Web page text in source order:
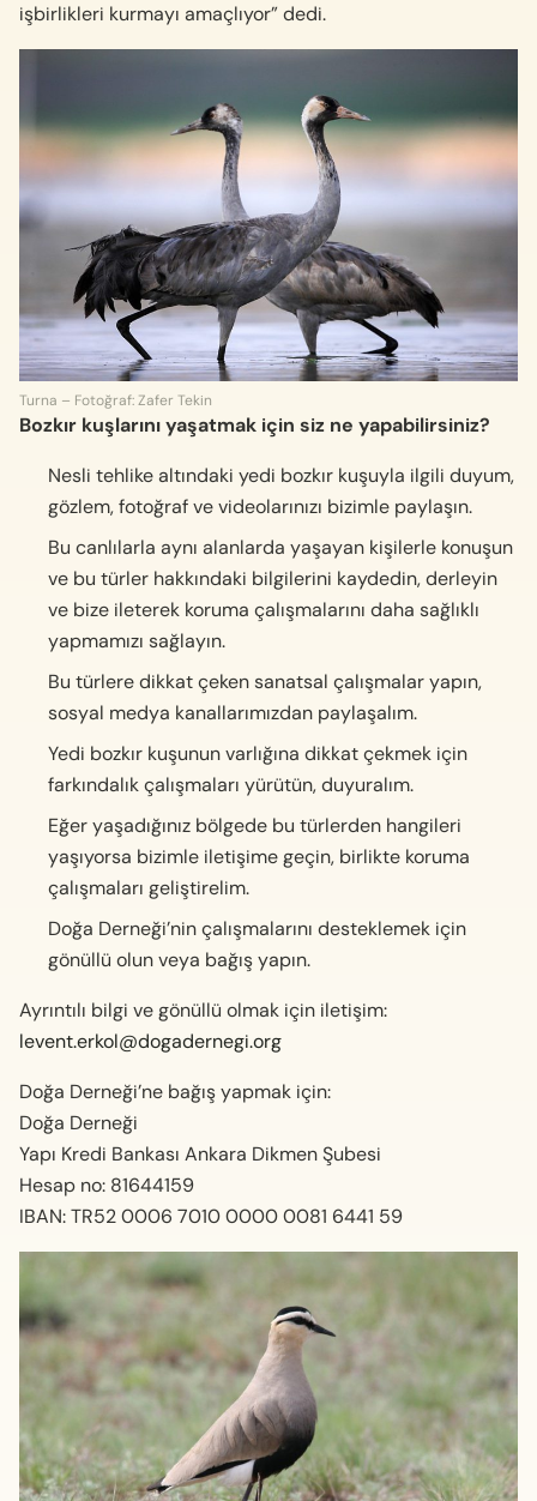
işbirlikleri kurmayı amaçlıyor” dedi.
Turna – Fotoğraf: Zafer Tekin
Bozkır kuşlarını yaşatmak için siz ne yapabilirsiniz?
Nesli tehlike altındaki yedi bozkır kuşuyla ilgili duyum,
gözlem, fotoğraf ve videolarınızı bizimle paylaşın.
Bu canlılarla aynı alanlarda yaşayan kişilerle konuşun
ve bu türler hakkındaki bilgilerini kaydedin, derleyin
ve bize ileterek koruma çalışmalarını daha sağlıklı
yapmamızı sağlayın.
Bu türlere dikkat çeken sanatsal çalışmalar yapın,
sosyal medya kanallarımızdan paylaşalım.
Yedi bozkır kuşunun varlığına dikkat çekmek için
farkındalık çalışmaları yürütün, duyuralım.
Eğer yaşadığınız bölgede bu türlerden hangileri
yaşıyorsa bizimle iletişime geçin, birlikte koruma
çalışmaları geliştirelim.
Doğa Derneği’nin çalışmalarını desteklemek için
gönüllü olun veya bağış yapın.
Ayrıntılı bilgi ve gönüllü olmak için iletişim:
levent.erkol@dogadernegi.org
Doğa Derneği’ne bağış yapmak için:
Doğa Derneği
Yapı Kredi Bankası Ankara Dikmen Şubesi
Hesap no: 81644159
IBAN: TR52 0006 7010 0000 0081 6441 59